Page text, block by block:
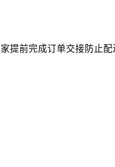
提前完成订单交接防止配